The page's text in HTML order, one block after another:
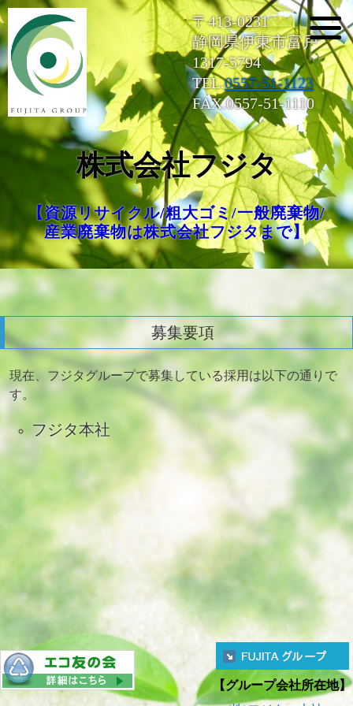
株式会社フジタ
【資源リサイクル/粗大ゴミ/一般廃棄物/
産業廃棄物は株式会社フジタまで】
〒413-0231
静岡県伊東市富戸
1317-5794
TEL.0557-51-1123
FAX.0557-51-1110
【グループ会社所在地】
募集要項
現在、フジタグループで募集している採用は以下の通りで
す。
フジタ本社